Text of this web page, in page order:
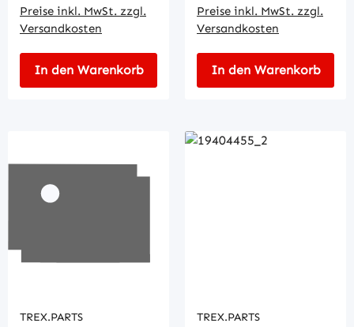
Preise inkl. MwSt. zzgl.
Versandkosten
In den Warenkorb
Preise inkl. MwSt. zzgl.
Versandkosten
In den Warenkorb
TREX.PARTS TREX.PARTS